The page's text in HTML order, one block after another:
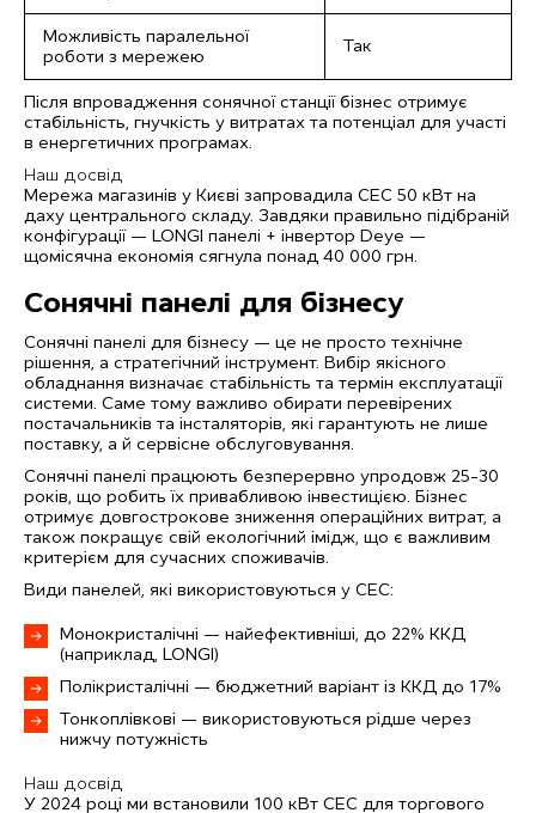
Можливість паралельної
роботи з мережею
Так
Після впровадження сонячної станції бізнес отримує
стабільність, гнучкість у витратах та потенціал для участі
в енергетичних програмах.
Наш досвід
Мережа магазинів у Києві запровадила СЕС 50 кВт на
даху центрального складу. Завдяки правильно підібраній
конфігурації — LONGI панелі + інвертор Deye —
щомісячна економія сягнула понад 40 000 грн.
Сонячні панелі для бізнесу
Сонячні панелі для бізнесу — це не просто технічне
рішення, а стратегічний інструмент. Вибір якісного
обладнання визначає стабільність та термін експлуатації
системи. Саме тому важливо обирати перевірених
постачальників та інсталяторів, які гарантують не лише
поставку, а й сервісне обслуговування.
Сонячні панелі працюють безперервно упродовж 25–30
років, що робить їх привабливою інвестицією. Бізнес
отримує довгострокове зниження операційних витрат, а
також покращує свій екологічний імідж, що є важливим
критерієм для сучасних споживачів.
Види панелей, які використовуються у СЕС:
Монокристалічні — найефективніші, до 22% ККД
(наприклад,
LONGI )
Полікристалічні — бюджетний варіант із ККД до 17%
Тонкоплівкові — використовуються рідше через
нижчу потужність
Наш досвід
У 2024 році ми встановили 100 кВт СЕС для торгового